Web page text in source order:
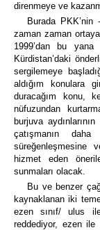
direnmeye ve
Burada
zaman zaman
1999’dan bu
Kürdistan’daki
sergilemeye
aldığım konulara
duracağım konu,
nüfuzundan
burjuva
çatışmanın
süreğenleşmesine
hizmet eden
sunmaları olacak.
Bu ve benzer
kaynaklanan iki
ezen sınıf/ ulus
reddediyor, ezen